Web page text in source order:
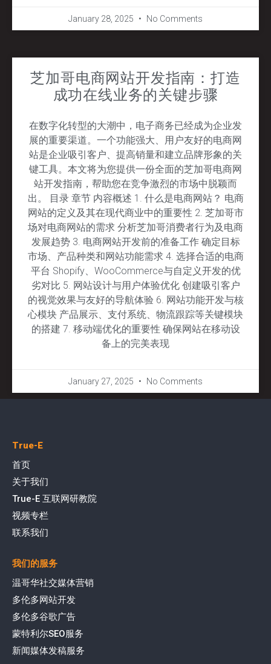
January 28, 2025 No Comments
芝加哥电商网站开发指南：打造
成功在线业务的关键步骤
在数字化转型的大潮中，电子商务已经成为企业发
展的重要渠道。一个功能强大、用户友好的电商网
站是企业吸引客户、提高销量和建立品牌形象的关
键工具。本文将为您提供一份全面的芝加哥电商网
站开发指南，帮助您在竞争激烈的市场中脱颖而
出。 目录 章节 内容概述 1. 什么是电商网站？ 电商
网站的定义及其在现代商业中的重要性 2. 芝加哥市
场对电商网站的需求 分析芝加哥消费者行为及电商
发展趋势 3. 电商网站开发前的准备工作 确定目标
市场、产品种类和网站功能需求 4. 选择合适的电商
平台 Shopify、WooCommerce与自定义开发的优
劣对比 5. 网站设计与用户体验优化 创建吸引客户
的视觉效果与友好的导航体验 6. 网站功能开发与核
心模块 产品展示、支付系统、物流跟踪等关键模块
的搭建 7. 移动端优化的重要性 确保网站在移动设
备上的完美表现
January 27, 2025 No Comments
True-E
首页
关于我们
True-E 互联网研教院
视频专栏
联系我们
我们的服务
温哥华社交媒体营销
多伦多网站开发
多伦多谷歌广告
蒙特利尔SEO服务
新闻媒体发稿服务